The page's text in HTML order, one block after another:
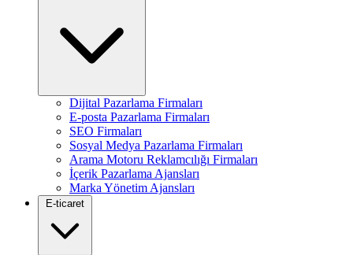
Dijital Pazarlama Firmaları
E-posta Pazarlama Firmaları
SEO Firmaları
Sosyal Medya Pazarlama Firmaları
Arama Motoru Reklamcılığı Firmaları
İçerik Pazarlama Ajansları
Marka Yönetim Ajansları
E-ticaret